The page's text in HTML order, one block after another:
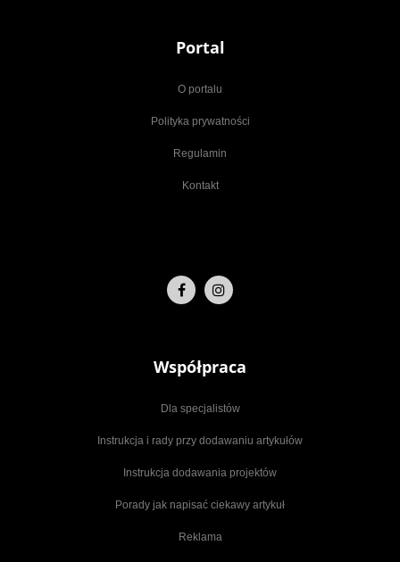
Portal
O portalu
Polityka prywatności
Regulamin
Kontakt
Współpraca
Dla specjalistów
Instrukcja i rady przy dodawaniu artykułów
Instrukcja dodawania projektów
Porady jak napisać ciekawy artykuł
Reklama